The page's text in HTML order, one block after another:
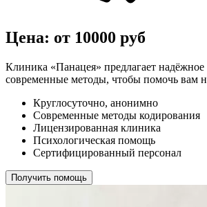
Цена: от 10000 руб
Клиника «Панацея» предлагает
современные методы, чтобы помочь вам
Круглосуточно, анонимно
Современные методы кодирования
Лицензированная клиника
Психологическая помощь
Сертифицированный персонал
Получить помощь